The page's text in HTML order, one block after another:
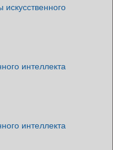
интеллекта
интеллекта